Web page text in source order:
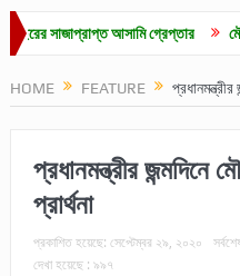
সাজাপ্রাপ্ত আসামি গ্রেপ্তার
HOME FEATURE প্রধানমন্ত্রীর
প্রধানমন্ত্রীর জন্মদিনে
প্রার্থনা
প্রকাশিত হয়েছে: সেপ্টেম্বর ২৯, ২০২০
দেখা হয়েছে : ৯৯৭